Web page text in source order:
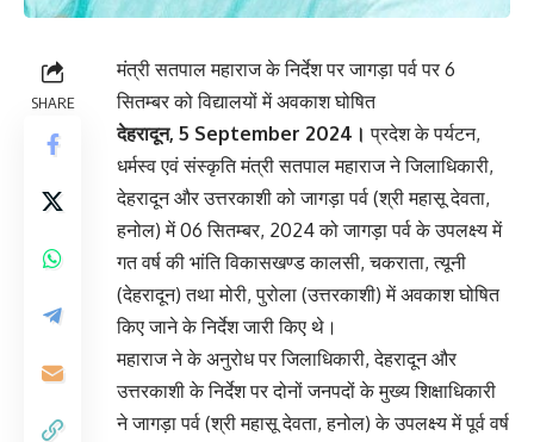
SHARE
मंत्री सतपाल महाराज के निर्देश पर जागड़ा पर्व पर 6
सितम्बर को विद्यालयों में अवकाश घोषित
देहरादून, 5 September 2024। प्रदेश के पर्यटन,
धर्मस्व एवं संस्कृति मंत्री सतपाल महाराज ने जिलाधिकारी,
देहरादून और उत्तरकाशी को जागड़ा पर्व (श्री महासू देवता,
हनोल) में 06 सितम्बर, 2024 को जागड़ा पर्व के उपलक्ष्य में
गत वर्ष की भांति विकासखण्ड कालसी, चकराता, त्यूनी
(देहरादून) तथा मोरी, पुरोला (उत्तरकाशी) में अवकाश घोषित
किए जाने के निर्देश जारी किए थे।
महाराज ने के अनुरोध पर जिलाधिकारी, देहरादून और
उत्तरकाशी के निर्देश पर दोनों जनपदों के मुख्य शिक्षाधिकारी
ने जागड़ा पर्व (श्री महासू देवता, हनोल) के उपलक्ष्य में पूर्व वर्ष